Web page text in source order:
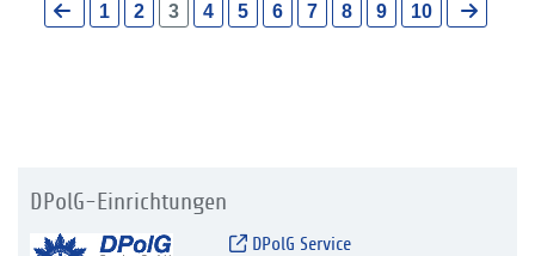
1 2 3 4 5 6 7 8 9 10
DPolG-Einrichtungen
DPolG Service